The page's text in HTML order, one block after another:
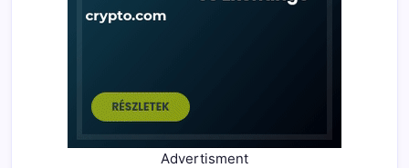
Advertisment